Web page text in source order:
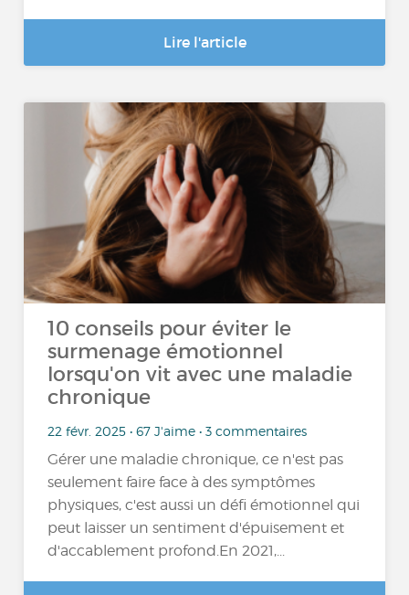
Lire l'article
10 conseils pour éviter le
surmenage émotionnel
lorsqu'on vit avec une maladie
chronique
22 févr. 2025 • 67 J'aime • 3 commentaires
Gérer une maladie chronique, ce n'est pas
seulement faire face à des symptômes
physiques, c'est aussi un défi émotionnel qui
peut laisser un sentiment d'épuisement et
d'accablement profond.En 2021,...